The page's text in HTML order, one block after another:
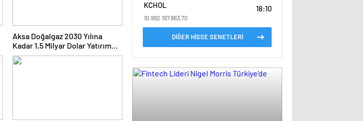
Aksa Doğalgaz 2030 Yılına
Kadar 1,5 Milyar Dolar Yatırım
Yapmayı Hedefliyor
KCHOL
10.992.197.863,70
18:10
DİĞER HİSSE SENETLERİ